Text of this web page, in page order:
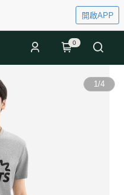
開啟APP
0
1/4